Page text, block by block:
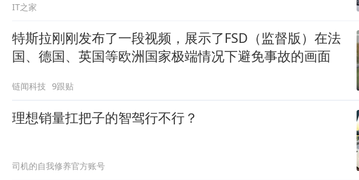
IT之家
特斯拉刚刚发布了一段视频，展示了FSD（监督版）在法
国、德国、英国等欧洲国家极端情况下避免事故的画面
链闻科技 9跟贴
理想销量扛把子的智驾行不行？
司机的自我修养官方账号